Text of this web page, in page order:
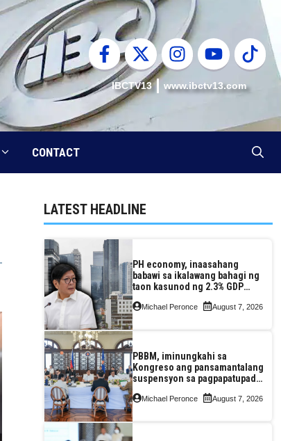
IBCTV13 www.ibctv13.com
CONTACT
LATEST HEADLINE
PH economy, inaasahang
babawi sa ikalawang bahagi ng
taon kasunod ng 2.3% GDP
pagkaantala ng public
Michael Peronce August 7, 2026
PBBM, iminungkahi sa
Kongreso ang pansamantalang
suspensyon sa pagpapatupad
Assessment Reform Act
Michael Peronce August 7, 2026